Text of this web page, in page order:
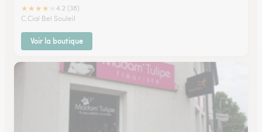
★★★★
4.2 (38)
C.Cial Bel Souleil
Voir la boutique